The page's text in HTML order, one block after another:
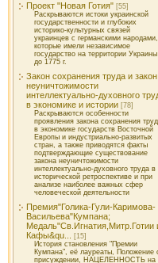
Проект "Новая Готия" [55]
Раскрываются истоки украинской
государственности и глубоких
историко-культурных связей
украинцев с германскими народами,
которые имели независимое
государство на территории Украины
до 1775 г.
Закон сохранения труда и закон
неуничтожимости
интеллектуально-духовного
в экономике и истории [78]
Раскрываются особенности
проявления закона сохранения
в экономике государств Восточной
Европы и индустриально-развитых
стран, а также приводятся факты
подтверждающие существование
закона неуничтожимости
интеллектуально-духовного труда в
исторической ретроспективе и при
анализе наиболее важных сфер
человеческой деятельности
Премия"Голика-Гули-Каримова-
Васильева"Кумпана;
Медаль"Св.Игнатия,Митр.Готии
Кафы&qu...
[15]
История становления "Премии
Кумпана", её лауреаты, Положение
присуждении, НАЦЕЛЕННОСТЬ на